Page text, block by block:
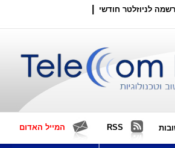
לניוזלטר חודשי
RSS המייל האדום